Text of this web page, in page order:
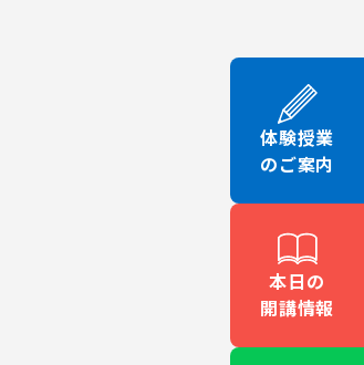
体験授業
のご案内
本日の
開講情報